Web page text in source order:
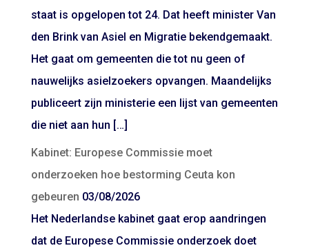
staat is opgelopen tot 24. Dat heeft minister Van
den Brink van Asiel en Migratie bekendgemaakt.
Het gaat om gemeenten die tot nu geen of
nauwelijks asielzoekers opvangen. Maandelijks
publiceert zijn ministerie een lijst van gemeenten
die niet aan hun […]
Kabinet: Europese Commissie moet
onderzoeken hoe bestorming Ceuta kon
gebeuren 03/08/2026
Het Nederlandse kabinet gaat erop aandringen
dat de Europese Commissie onderzoek doet